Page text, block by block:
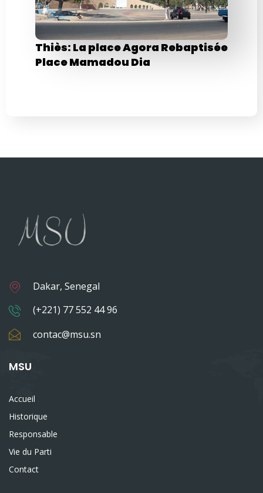
Thiès: La place Agora Rebaptisée
Place Mamadou Dia
Dakar, Senegal
(+221) 77 552 44 96
contac@msu.sn
MSU
Accueil
Historique
Responsable
Vie du Parti
Contact